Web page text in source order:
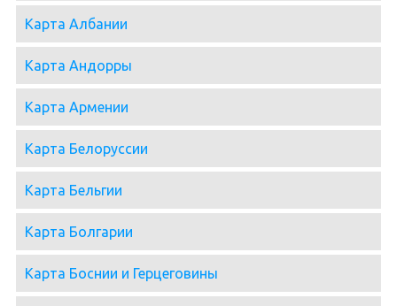
Карта Албании
Карта Андорры
Карта Армении
Карта Белоруссии
Карта Бельгии
Карта Болгарии
Карта Боснии и Герцеговины